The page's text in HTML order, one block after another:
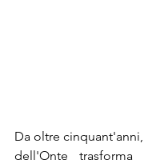
Da oltre
dell'Onte